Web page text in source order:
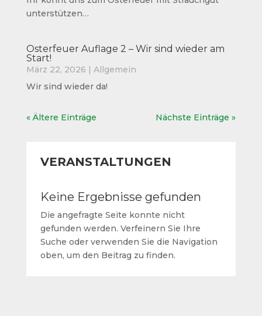
unterstützen…
Osterfeuer Auflage 2 – Wir sind wieder am
Start!
März 22, 2026 | Allgemein
Wir sind wieder da!
« Ältere Einträge Nächste Einträge »
VERANSTALTUNGEN
Keine Ergebnisse gefunden
Die angefragte Seite konnte nicht
gefunden werden. Verfeinern Sie Ihre
Suche oder verwenden Sie die Navigation
oben, um den Beitrag zu finden.